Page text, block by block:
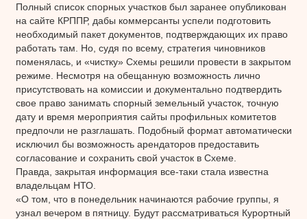
Полный список спорных участков был заранее опубликован
на сайте КРППР, дабы коммерсанты успели подготовить
необходимый пакет документов, подтверждающих их право
работать там. Но, судя по всему, стратегия чиновников
поменялась, и «чистку» Схемы решили провести в закрытом
режиме. Несмотря на обещанную возможность лично
присутствовать на комиссии и документально подтвердить
свое право занимать спорный земельный участок, точную
дату и время мероприятия сайты профильных комитетов
предпочли не разглашать. Подобный формат автоматически
исключил бы возможность арендаторов предоставить
согласование и сохранить свой участок в Схеме.
Правда, закрытая информация все-таки стала известна
владельцам НТО.
«О том, что в понедельник начинаются рабочие группы, я
узнал вечером в пятницу. Будут рассматриваться Курортный